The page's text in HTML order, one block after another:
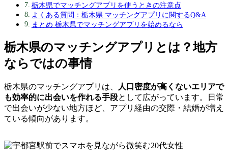
栃木県でマッチングアプリを使うときの注意点
よくある質問：栃木県 マッチングアプリに関するQ&A
まとめ 栃木県でマッチングアプリを始めるなら
栃木県のマッチングアプリとは？地方
ならではの事情
栃木県のマッチングアプリは、
人口密度が高くないエリアで
も効率的に出会いを作れる手段として広がっています。日常
で出会いが少ない地方ほど、アプリ経由の交際・結婚が増え
ている傾向があります。